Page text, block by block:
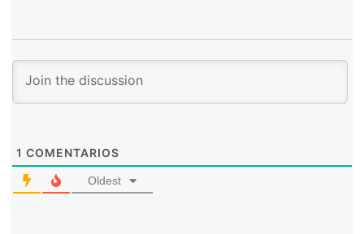
1 COMENTARIOS
Oldest